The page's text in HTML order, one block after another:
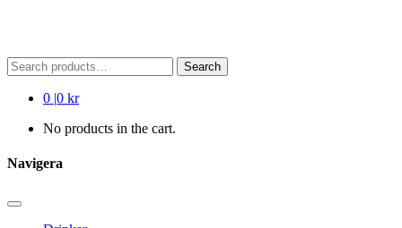
Search
for:
Search
0 |0 kr
No products in the cart.
Navigera